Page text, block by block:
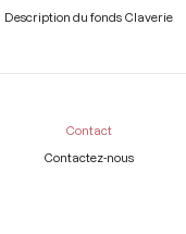
Description du fonds Claverie
Contact
Contactez-nous